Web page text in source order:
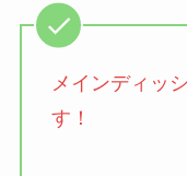
メインディッ
す！